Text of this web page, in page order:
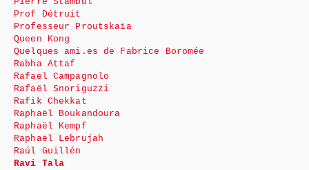
Prof Détruit
Professeur Proutskaïa
Queen Kong
Quelques ami.es de Fabrice Boromée
Rabha Attaf
Rafael Campagnolo
Rafaël Snoriguzzi
Rafik Chekkat
Raphaël Boukandoura
Raphaël Kempf
Raphaël Lebrujah
Raúl Guillén
Ravi Tala